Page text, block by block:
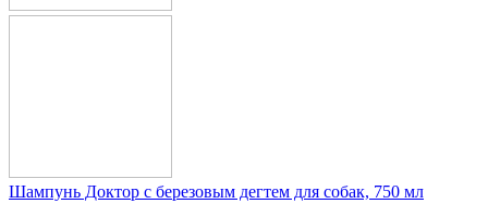
Шампунь Доктор с березовым дегтем для собак, 750 мл